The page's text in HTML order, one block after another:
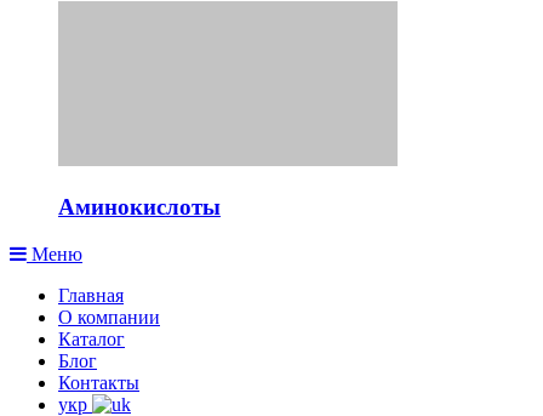
Аминокислоты
Меню
Главная
О компании
Каталог
Блог
Контакты
укр